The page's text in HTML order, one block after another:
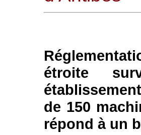
étroite
de 150
répond à un